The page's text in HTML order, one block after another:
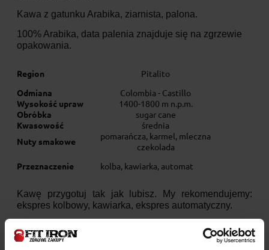
Kawa z gatunku Arabika, ziarnista, palona.
100% Arabika, data palenia znajduje się na zgrzewie
opakowania.
Region
Pitalito
Odmiana
Colombia - Castillo
Wysokość upraw
1400-1800 m n.p.m.
Obróbka
sugar cane
Kwasowość
średnia
Nuty smakowe
pomarańcza, karmel, mleczna
czekolada
Przeznaczenie
kolba, kawiarka, automat
Kawę przygotuj tak jak lubisz. My rekomendujemy:
ekspres kolbowy, kawiarka, ekspres automatyczny.